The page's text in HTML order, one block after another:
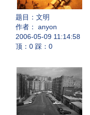
题目： 文明
作者： anyon
2006-05-09 11:14:58
顶：0 踩：0